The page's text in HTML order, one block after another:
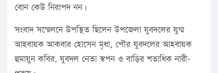
বোন কেউ নিরাপদ নন।
সংবাদ সম্মেলনে উপস্থিত ছিলেন উপজেলা যুবদলের যুগ্ম
আহবায়ক আকবার হোসেন মৃধা, পৌর যুবদলের আহবায়ক
হুমায়ুন কবির, যুবদল নেতা স্বপন ও বাড়ির শতাধিক নারী-